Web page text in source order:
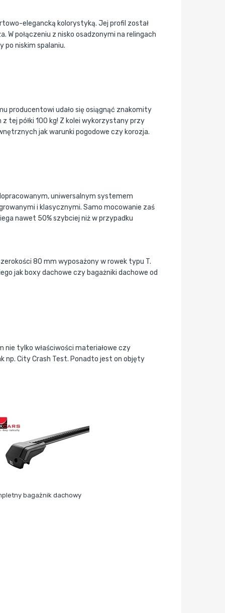
elegancką kolorystyką. Jej profil został
połączeniu z nisko osadzonymi na relingach
po niskim spalaniu.
producentowi udało się osiągnąć znakomity
tej półki 100 kg! Z kolei wykorzystany przy
jak warunki pogodowe czy korozja.
uniwersalnym systemem
i klasycznymi. Samo mocowanie zaś
nawet 50% szybciej niż w przypadku
80 mm wyposażony w rowek typu T.
jak boxy dachowe czy bagażniki dachowe od
nie tylko właściwości materiałowe czy
np. City Crash Test. Ponadto jest on objęty
bagażnik dachowy